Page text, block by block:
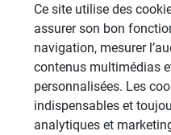
Autres catégories
Ce site utilise des
assurer son bon
navigation, mesurer
contenus multimédias
personnalisées. Les
indispensables et
analytiques et